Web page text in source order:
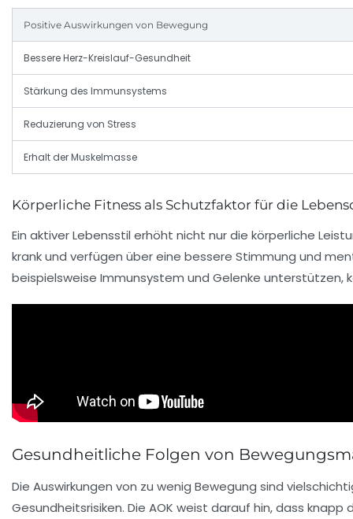
Positive Auswirkungen von Bewegung
Bessere Herz-Kreislauf-Gesundheit
Stärkung des Immunsystems
Reduzierung von Stress
Erhalt der Muskelmasse
Körperliche Fitness als Schutzfaktor für die
Ein aktiver Lebensstil erhöht nicht nur die körperliche
krank und verfügen über eine bessere Stimmung und
beispielsweise Immunsystem und Gelenke unterstützen,
Gesundheitliche Folgen von
Die Auswirkungen von zu wenig Bewegung sind
Gesundheitsrisiken. Die AOK weist darauf hin, dass